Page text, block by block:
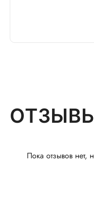
Пока отзывов нет,